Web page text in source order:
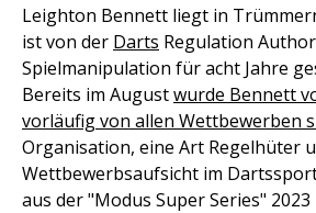
Leighton Bennett liegt in
ist von der Darts Regulation
Spielmanipulation für acht Jahre
Bereits im Augustwurde Bennett
vorläufig von allen Wettbewerben
Organisation, eine Art Regelhüter
Wettbewerbsaufsicht im
aus der "Modus Super Series"